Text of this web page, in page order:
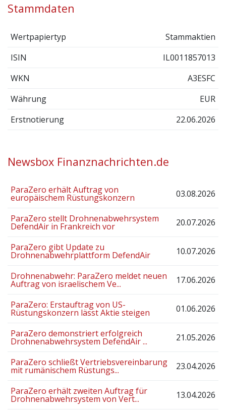
Stammdaten
Wertpapiertyp
Stammaktien
ISIN
IL0011857013
WKN
A3ESFC
Währung
EUR
Erstnotierung
22.06.2026
Newsbox Finanznachrichten.de
ParaZero erhält Auftrag von
europäischem Rüstungskonzern 03.08.2026
ParaZero stellt Drohnenabwehrsystem
DefendAir in Frankreich vor 20.07.2026
ParaZero gibt Update zu
Drohnenabwehrplattform DefendAir 10.07.2026
Drohnenabwehr: ParaZero meldet neuen
Auftrag von israelischem Ve... 17.06.2026
ParaZero: Erstauftrag von US-
Rüstungskonzern lässt Aktie steigen 01.06.2026
ParaZero demonstriert erfolgreich
Drohnenabwehrsystem DefendAir ... 21.05.2026
ParaZero schließt Vertriebsvereinbarung
mit rumänischem Rüstungs... 23.04.2026
ParaZero erhält zweiten Auftrag für
Drohnenabwehrsystem von Vert... 13.04.2026